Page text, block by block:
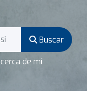
Buscar
de mí